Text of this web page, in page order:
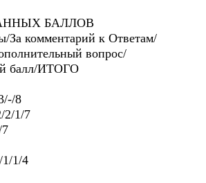
БАЛЛОВ
За комментарий к Ответам/
вопрос/
балл/ИТОГО
8
2/1/7
1/1/4